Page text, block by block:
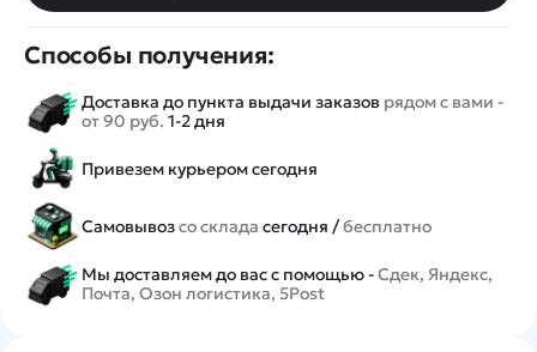
Способы получения:
Доставка до пункта выдачи заказов рядом с вами -
от 90 руб. 1-2 дня
Привезем курьером сегодня
Самовывозсо склада сегодня /бесплатно
Мы доставляем до вас с помощью -Сдек, Яндекс,
Почта, Озон логистика, 5Post